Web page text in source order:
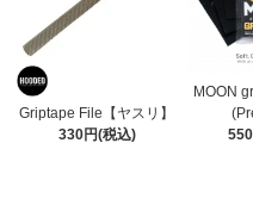
Griptape File【ヤスリ】
330円(税込)
MOON